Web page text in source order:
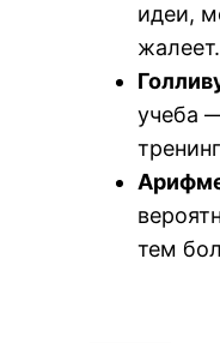
идеи,
жалеет.
учеба
тем